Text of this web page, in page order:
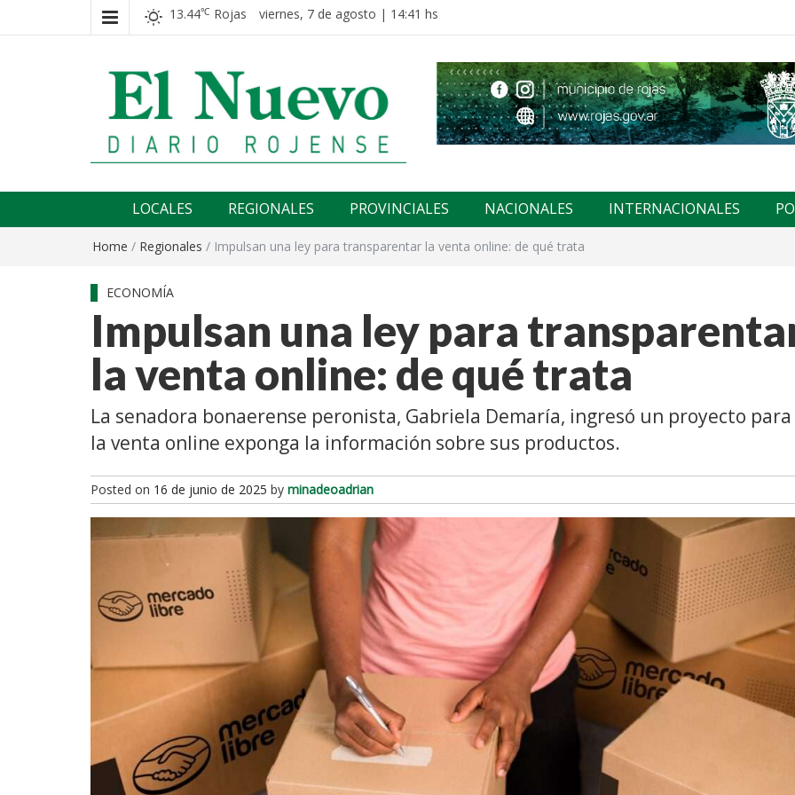
13.44℃ Rojas viernes, 7 de agosto | 14:41 hs
El nuevo rojense
LOCALES REGIONALES PROVINCIALES NACIONALES INTERNACIONALES
Home / Regionales / Impulsan una ley para transparentar la venta online: de qué trata
ECONOMÍA
Impulsan una ley para
la venta online: de qué trata
La senadora bonaerense peronista, Gabriela Demaría, ingresó un proyecto
la venta online exponga la información sobre sus productos.
Posted on 16 de junio de 2025 by minadeoadrian